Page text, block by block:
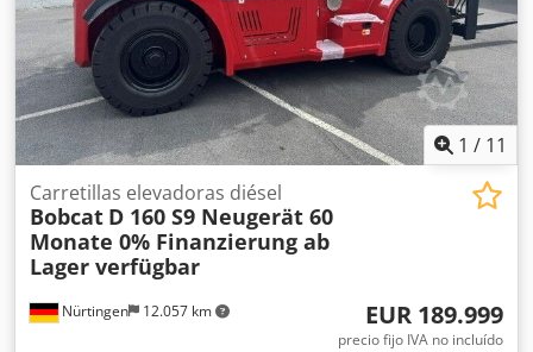
1 / 11
Nürtingen 12.057 km
Carretillas elevadoras diésel
Bobcat D 160 S9 Neugerät 60
Monate 0% Finanzierung ab
Lager verfügbar
EUR 189.999
precio fijo IVA no incluído